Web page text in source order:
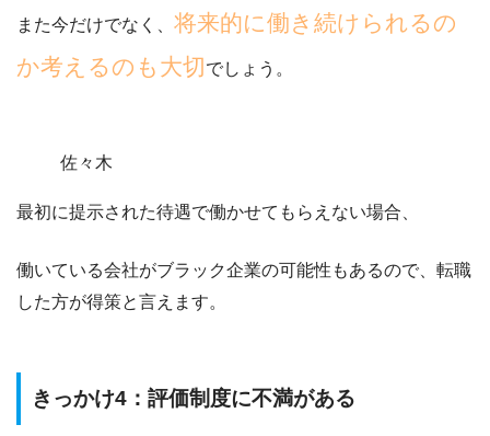
また今だけでなく、 将来的に働き続けられるの
か考えるのも大切でしょう。
佐々木
最初に提示された待遇で働かせてもらえない場合、
働いている会社がブラック企業の可能性もあるので、転職
した方が得策と言えます。
きっかけ4：評価制度に不満がある